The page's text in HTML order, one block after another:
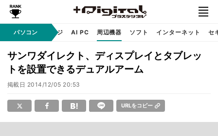
パソコン
自作 / テクノロジ AI PC 周辺機器 ソフト インターネット セ
サンワダイレクト、ディスプレイとタブレッ
トを設置できるデュアルアーム
掲載日 2014/12/05 20:53
URLをコピー